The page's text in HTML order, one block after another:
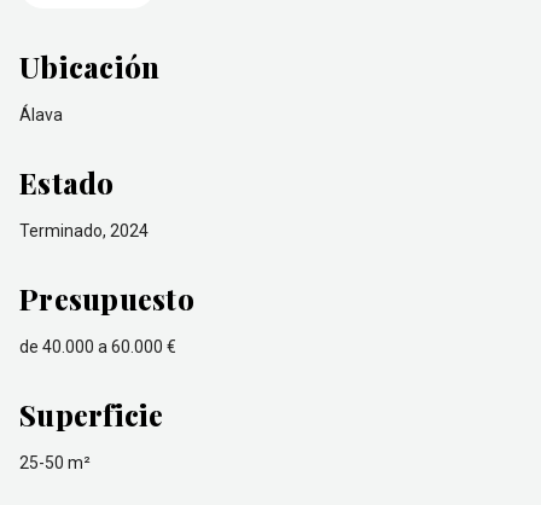
Ubicación
Álava
Estado
Terminado, 2024
Presupuesto
de 40.000 a 60.000 €
Superficie
25-50 m²